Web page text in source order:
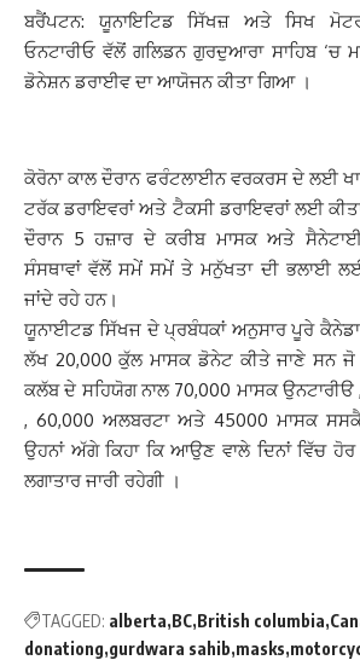
ਬਰੈਂਪਟਨ: ਯੂਨਾਇਟਿਡ ਸਿੱਖਜ਼ ਅਤੇ ਸਿਖ
ਓਨਟਾਰੀਓ ਵੱਲੋਂ ਗਲਿਡਨ ਗੁਰਦੁਆਰਾ ਸਾਹਿਬ ‘ਚ
ਡੋਨੇਸ਼ਨ ਡਰਾਈਵ ਦਾ ਆਯੋਜਨ ਕੀਤਾ ਗਿਆ ।
ਕੋਰੋਨਾ ਕਾਲ ਦੌਰਾਨ ਫਰੰਟਲਾਈਨ ਵਰਕਰਸ ਦੇ ਲਈ
ਟਰੱਕ ਡਰਾਇਵਰਾਂ ਅਤੇ ਟੈਕਸੀ ਡਰਾਇਵਰਾਂ ਲਈ
ਦੌਰਾਨ 5 ਹਜ਼ਾਰ ਦੇ ਕਰੀਬ ਮਾਸਕ ਅਤੇ
ਸੰਸਥਾਵਾਂ ਵੱਲੋਂ ਸਮੇਂ ਸਮੇਂ ਤੇ ਮਨੁੱਖਤਾ ਦੀ ਭਲਾਈ
ਜਾਂਦੇ ਰਹੇ ਹਨ।
ਯੂਨਾਈਟਡ ਸਿੱਖਜ ਦੇ ਪ੍ਰਬੰਧਕਾਂ ਅਨੁਸਾਰ ਪੂਰੇ
ਲੱਖ 20,000 ਕੁੱਲ ਮਾਸਕ ਡੋਨੇਟ ਕੀਤੇ ਜਾਣੇ ਸਨ
ਕਲੱਬ ਦੇ ਸਹਿਯੋਗ ਨਾਲ 70,000 ਮਾਸਕ ਉਨਟਾਰੀੳ
, 60,000 ਅਲਬਰਟਾ ਅਤੇ 45000 ਮਾਸਕ
ਉਹਨਾਂ ਅੱਗੇ ਕਿਹਾ ਕਿ ਆਉਣ ਵਾਲੇ ਦਿਨਾਂ ਵਿੱਚ
ਲਗਾਤਾਰ ਜਾਰੀ ਰਹੇਗੀ ।
TAGGED: alberta BC British columbia
donationg gurdwara sahib masks